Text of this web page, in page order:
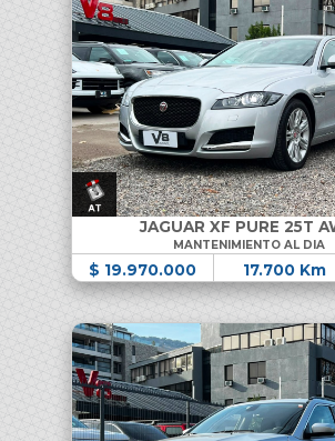
JAGUAR XF PURE 25T
MANTENIMIENTO AL DIA
$ 19.970.000 17.700 Km